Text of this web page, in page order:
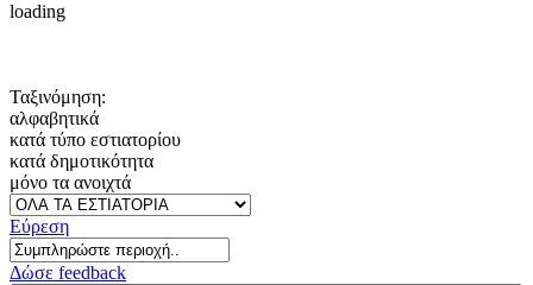
loading
Ταξινόμηση:
αλφαβητικά
κατά τύπο εστιατορίου
κατά δημοτικότητα
μόνο τα ανοιχτά
Εύρεση
Δώσε feedback